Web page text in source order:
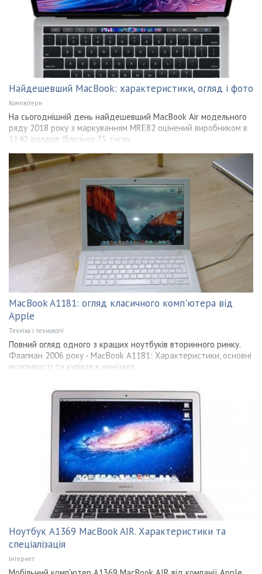
Найдешевший MacBook: характеристики, огляд і фото
Компютери
На сьогоднішній день найдешевший MacBook Air модельного
ряду 2018 року з маркуванням MRE82 оцінений виробником в
1140 доларів (близько 75 тисяч
MacBook A1181: огляд класичного комп'ютера від
Apple
Техніка і технології
Повний огляд одного з кращих ноутбуків вторинного ринку.
Флагман 2006 року - MacBook A1181: Характеристики, основні
можливості та купівля в нинішніх
Ноутбук A1369 MacBook AIR. Характеристики та
спеціалізація
Інтернет